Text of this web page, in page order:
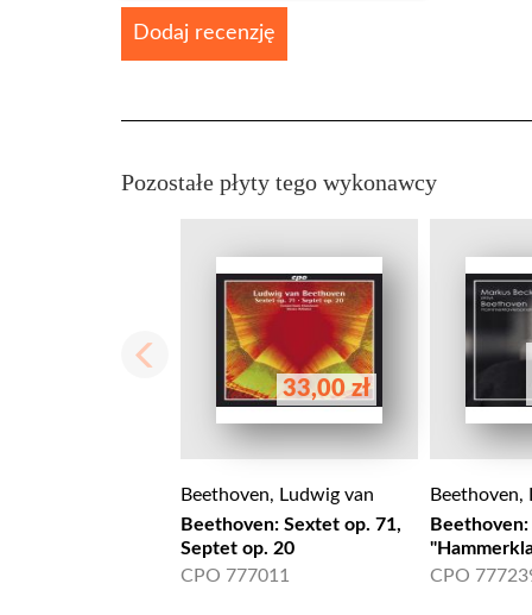
Dodaj recenzję
Pozostałe płyty tego wykonawcy
33,00 zł
Beethoven, Ludwig van
Beethoven: Sextet op. 71,
Septet op. 20
CPO 777011
Beethoven,
CPO